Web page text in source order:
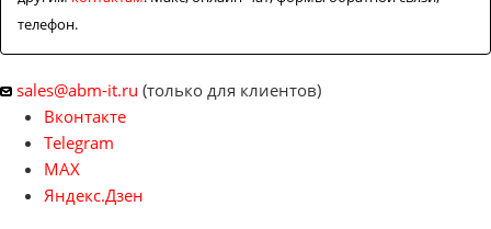
телефон.
sales@abm-it.ru (только для клиентов)
Вконтакте
Telegram
MAX
Яндекс.Дзен